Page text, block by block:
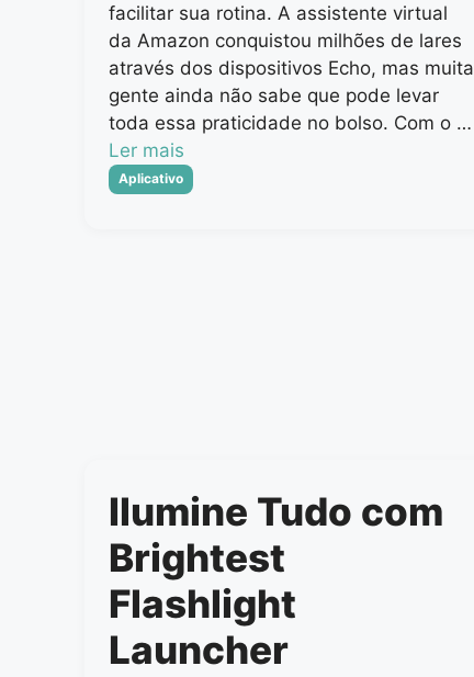
facilitar sua rotina. A assistente virtual
da Amazon conquistou milhões de lares
através dos dispositivos Echo, mas muita
gente ainda não sabe que pode levar
toda essa praticidade no bolso. Com o …
Ler mais
Categorias
Aplicativo
Ilumine Tudo com
Brightest
Flashlight
Launcher